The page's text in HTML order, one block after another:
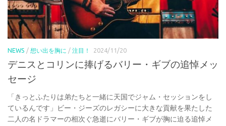
NEWS / 想い出を胸に / 注目！ 2024/11/20
デニスとコリンに捧げるバリー・ギブの追悼メッ
セージ
「きっとふたりは弟たちと一緒に天国でジャム・セッションをし
ているんです」ビー・ジーズのレガシーに大きな貢献を果たした
二人の名ドラマーの相次ぐ急逝にバリー・ギブが胸に迫る追悼メ